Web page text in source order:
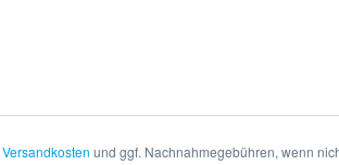
Versandkosten und ggf. Nachnahmegebühren, wenn